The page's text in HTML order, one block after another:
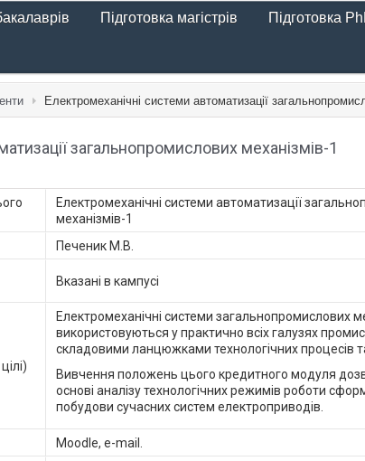
Підготовка магістрів Підготовка
Електромеханічні системи автоматизації
загальнопромислових механізмів-1
Електромеханічні системи автоматизації
механізмів-1
Печеник М.В.
Вказані в кампусі
Електромеханічні системи загальнопромислових
використовуються у практично всіх галузях
складовими ланцюжками технологічних процесів
Вивчення положень цього кредитного модуля
основі аналізу технологічних режимів роботи
побудови сучасних систем електроприводів.
Moodle, e-mail.